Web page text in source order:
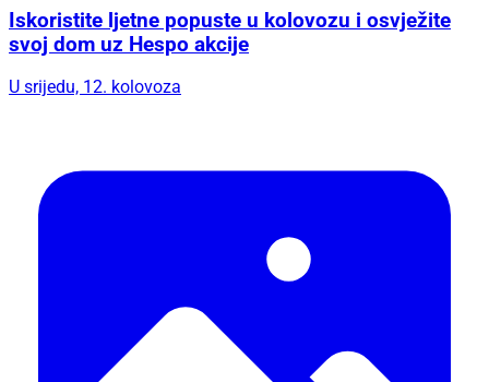
Iskoristite ljetne popuste u kolovozu i osvježite
svoj dom uz Hespo akcije
U srijedu, 12. kolovoza